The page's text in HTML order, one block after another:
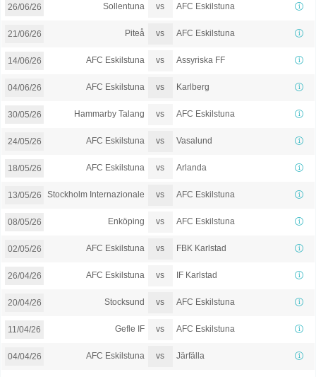
26/06/26 Sollentuna vs AFC Eskilstuna
21/06/26 Piteå vs AFC Eskilstuna
14/06/26 AFC Eskilstuna vs Assyriska FF
04/06/26 AFC Eskilstuna vs Karlberg
30/05/26 Hammarby Talang vs AFC Eskilstuna
24/05/26 AFC Eskilstuna vs Vasalund
18/05/26 AFC Eskilstuna vs Arlanda
13/05/26 Stockholm Internazionale vs AFC Eskilstuna
08/05/26 Enköping vs AFC Eskilstuna
02/05/26 AFC Eskilstuna vs FBK Karlstad
26/04/26 AFC Eskilstuna vs IF Karlstad
20/04/26 Stocksund vs AFC Eskilstuna
11/04/26 Gefle IF vs AFC Eskilstuna
04/04/26 AFC Eskilstuna vs Järfälla